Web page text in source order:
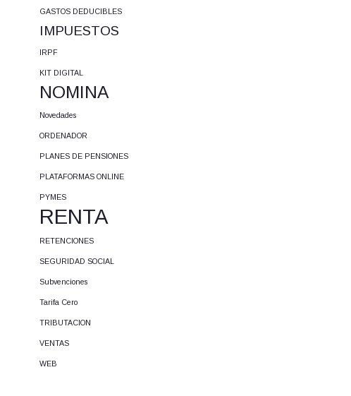
GASTOS DEDUCIBLES
IMPUESTOS
IRPF
KIT DIGITAL
NOMINA
Novedades
ORDENADOR
PLANES DE PENSIONES
PLATAFORMAS ONLINE
PYMES
RENTA
RETENCIONES
SEGURIDAD SOCIAL
Subvenciones
Tarifa Cero
TRIBUTACION
VENTAS
WEB